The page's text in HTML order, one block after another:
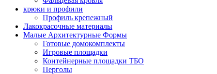
крюки и профили
Профиль крепежный
Лакокрасочные материалы
Малые Архитектурные Формы
Готовые домокомплекты
Игровые площадки
Контейнерные площадки ТБО
Перголы